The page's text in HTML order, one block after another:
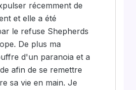
récemment de
et elle a été
le refuse Shepherds
De plus ma
d'un paranoia et a
afin de se remettre
sa vie en main. Je